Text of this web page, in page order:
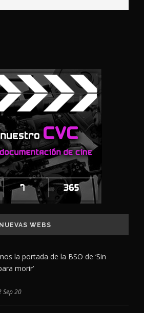
NUEVAS WEBS
la portada de la BSO de ‘Sin
morir’
Sep 20